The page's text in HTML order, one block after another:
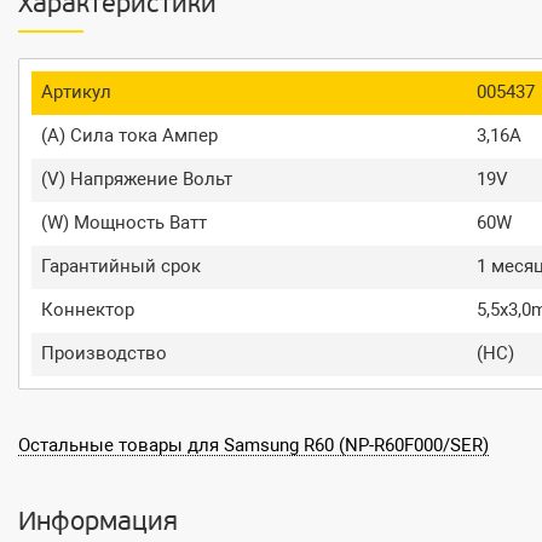
Характеристики
Артикул
005437
(A) Сила тока Ампер
3,16A
(V) Напряжение Вольт
19V
(W) Мощность Ватт
60W
Гарантийный срок
1
Коннектор
Производство
(HC)
Остальные товары для Samsung R60 (NP-R60F000/SER)
Информация